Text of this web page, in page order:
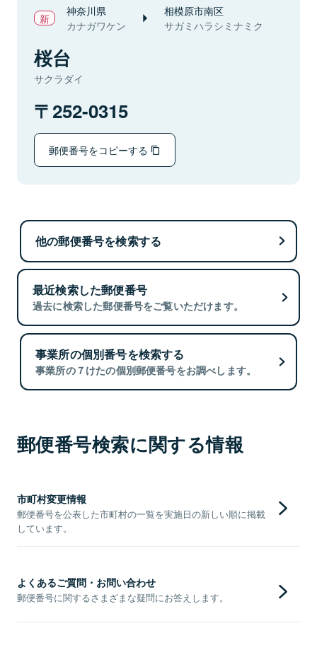
神奈川県
カナガワケン
相模原市南区
サガミハラシミナミク
桜台
サクラダイ
252-0315
郵便番号をコピーする
他の郵便番号を検索する
最近検索した郵便番号
過去に検索した郵便番号をご覧いただけます。
事業所の個別番号を検索する
事業所の７けたの個別郵便番号をお調べします。
郵便番号検索に関する情報
市町村変更情報
郵便番号を公表した市町村の一覧を実施日の新しい順に掲載
しています。
よくあるご質問・お問い合わせ
郵便番号に関するさまざまな疑問にお答えします。